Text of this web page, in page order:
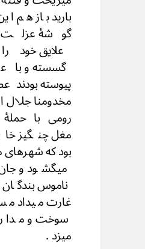
بارید باز هم
گوشۀ
علایق خود
گسسته و با
پیوسته بودند
مخدومنا جلال
رومی با
مغل چنگیز
بود که شهرهای
میگشود و
ناموس بندگان
غارت میداد
سوخت و
میزد .